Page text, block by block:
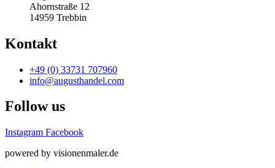
Ahornstraße 12
14959 Trebbin
Kontakt
+49 (0) 33731 707960
info@augusthandel.com
Follow us
Instagram Facebook
powered by visionenmaler.de